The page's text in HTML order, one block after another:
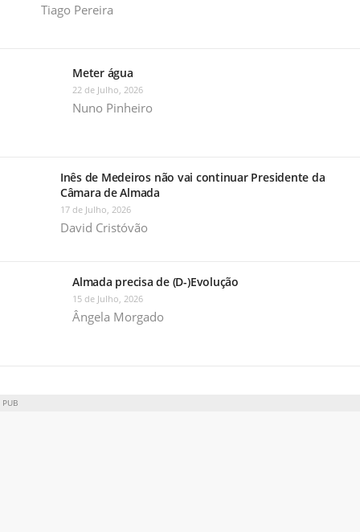
Tiago Pereira
Meter água
22 de Julho, 2026
Nuno Pinheiro
Inês de Medeiros não vai continuar Presidente da
Câmara de Almada
17 de Julho, 2026
David Cristóvão
Almada precisa de (D-)Evolução
15 de Julho, 2026
Ângela Morgado
PUB